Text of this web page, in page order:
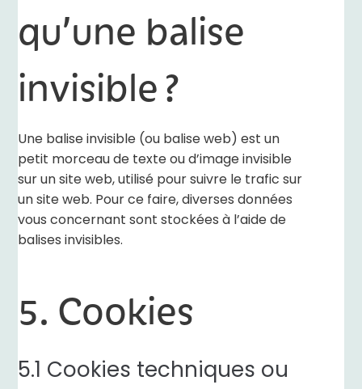
qu’une balise
invisible ?
Une balise invisible (ou balise web) est un
petit morceau de texte ou d’image invisible
sur un site web, utilisé pour suivre le trafic sur
un site web. Pour ce faire, diverses données
vous concernant sont stockées à l’aide de
balises invisibles.
5. Cookies
5.1 Cookies techniques ou